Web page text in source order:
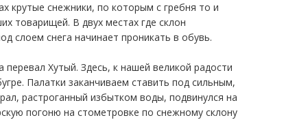
крутые снежники, по которым с гребня то и
товарищей. В двух местах где склон
слоем снега начинает проникать в обувь.
Хутый. Здесь, к нашей великой радости
Палатки заканчиваем ставить под сильным,
растроганный избытком воды, подвинулся на
погоню на стометровке по снежному склону